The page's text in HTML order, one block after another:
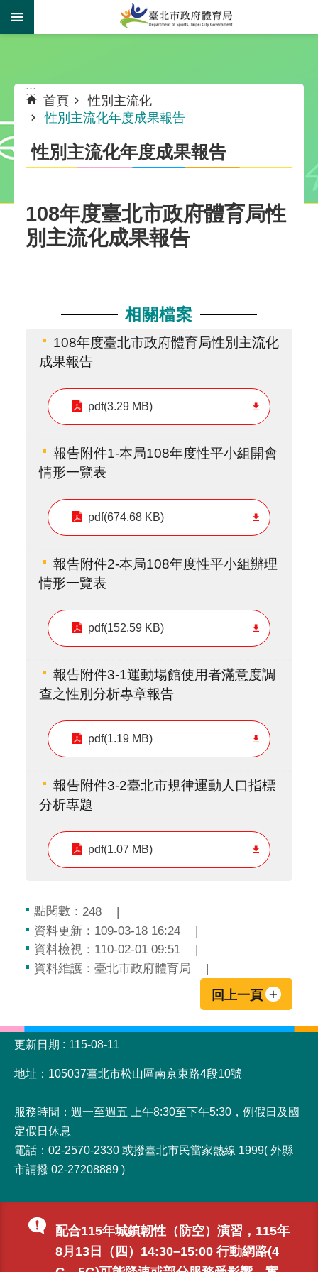
跳到主要內容區塊
配合115年城鎮韌性（防空）演習，115年
8月13日（四）14:30–15:00 行動網路(4
:::
首頁
性別主流化
性別主流化年度成果報告
性別主流化年度成果報告
108年度臺北市政府體育局性
別主流化成果報告
相關檔案
108年度臺北市政府體育局性別主流化
成果報告
pdf(3.29 MB)
報告附件1-本局108年度性平小組開會
情形一覽表
pdf(674.68 KB)
報告附件2-本局108年度性平小組辦理
情形一覽表
pdf(152.59 KB)
報告附件3-1運動場館使用者滿意度調
查之性別分析專章報告
pdf(1.19 MB)
報告附件3-2臺北市規律運動人口指標
分析專題
pdf(1.07 MB)
點閱數： 248
資料更新：109-03-18 16:24
資料檢視：110-02-01 09:51
資料維護：臺北市政府體育局
回上一頁
:::
更新日期
115-08-11
地址：105037臺北市松山區南京東路4段10號
服務時間：週一至週五 上午8:30至下午5:30，例假日及國
定假日休息
電話：02-2570-2330 或撥臺北市民當家熱線 1999( 外縣
市請撥 02-27208889 )